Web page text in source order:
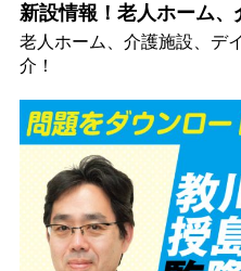
新設情報！老人ホーム
老人ホーム、介護施設、デ
介！